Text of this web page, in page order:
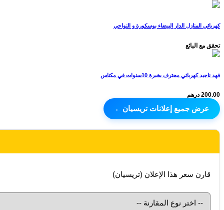
كهربائي المنازل الدار البيضاء بوسكورة و النواحي
تحقق مع البائع
فهد ناجيد كهربائي محترف بخبرة 10سنوات في مكناس
200.00 درهم
عرض جميع إعلانات تريسيان ←
قارن سعر هذا الإعلان (تريسيان)